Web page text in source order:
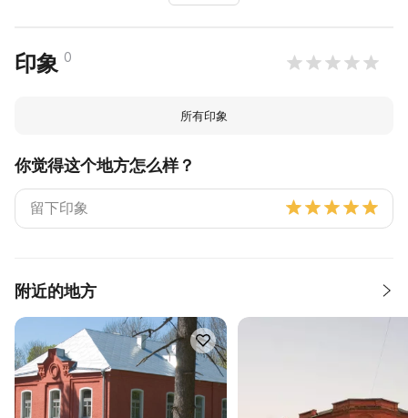
印象 0
所有印象
你觉得这个地方怎么样？
附近的地方